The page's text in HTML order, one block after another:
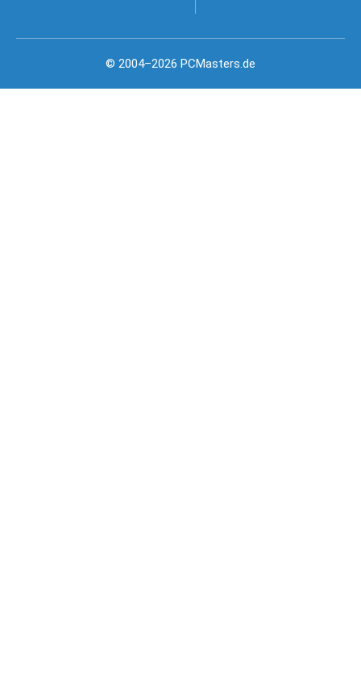
© 2004–2026 PCMasters.de